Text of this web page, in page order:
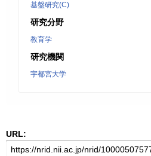
基盤研究(C)
研究分野
教育学
研究機関
宇都宮大学
URL: